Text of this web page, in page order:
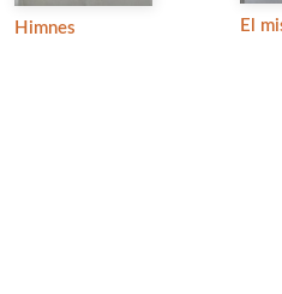
Himnes El